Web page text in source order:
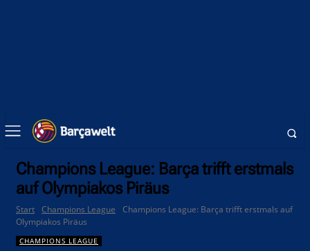
Champions League: Barça trifft erstmals
auf Olympiakos Piräus
Start Champions League
Champions League: Barça trifft erstmals auf
Olympiakos Piräus
CHAMPIONS LEAGUE